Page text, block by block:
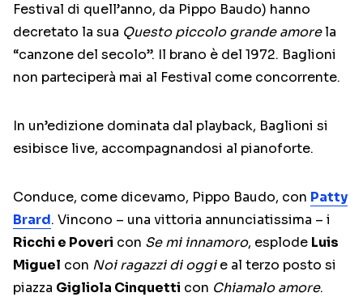
Festival di quell’anno, da Pippo Baudo) hanno
decretato la sua Questo piccolo grande amorela
“canzone del secolo”. Il brano è del 1972. Baglioni
non parteciperà mai al Festival come concorrente.
In un’edizione dominata dal playback, Baglioni si
esibisce live, accompagnandosi al pianoforte.
Conduce, come dicevamo, Pippo Baudo, con Patty
Brard. Vincono – una vittoria annunciatissima – i
Ricchi e Poveri con Se mi innamoro, esplode Luis
Miguel con Noi ragazzi di oggie al terzo posto si
piazza Gigliola Cinquetti con Chiamalo amore.